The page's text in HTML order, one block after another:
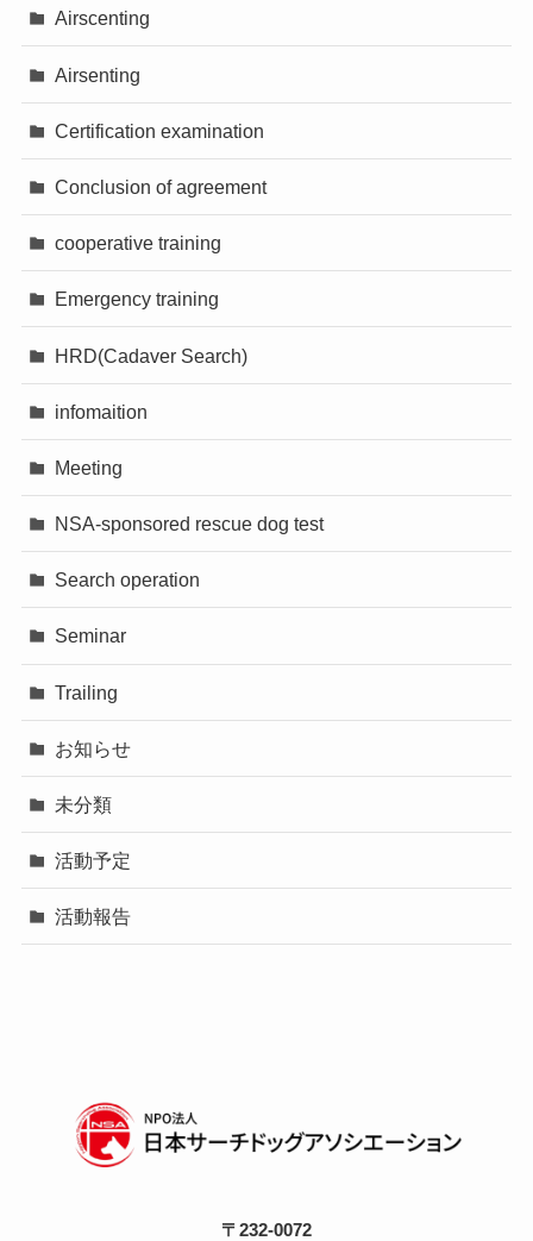
Airscenting
Airsenting
Certification examination
Conclusion of agreement
cooperative training
Emergency training
HRD(Cadaver Search)
infomaition
Meeting
NSA-sponsored rescue dog test
Search operation
Seminar
Trailing
お知らせ
未分類
活動予定
活動報告
〒232-0072